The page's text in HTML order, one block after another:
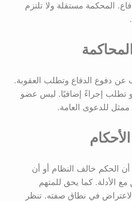
المحكمة مستقلة ولا تلتزم
عن دفوع الدفاع وتطلب العقوبة.
تطلب إجراءً إضافيًا. ليس عضو
ممثل للدعوى العامة.
أن الحكم خالف النظام أو أن
مع الأدلة. كما يحق للمتهم
في نطاق صفته. تنظر